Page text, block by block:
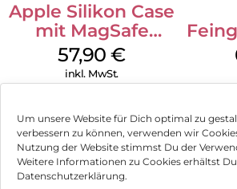
Um unsere Website für Dich optimal zu
verbessern zu können, verwenden wir
Nutzung der Website stimmst Du der
Weitere Informationen zu Cookies erhältst
Datenschutzerklärung.
Apple Silikon Case
mit MagSafe
iPhone 14 Pro
(PRODUCT)RED
57,90€
inkl. MwSt.
Impressum